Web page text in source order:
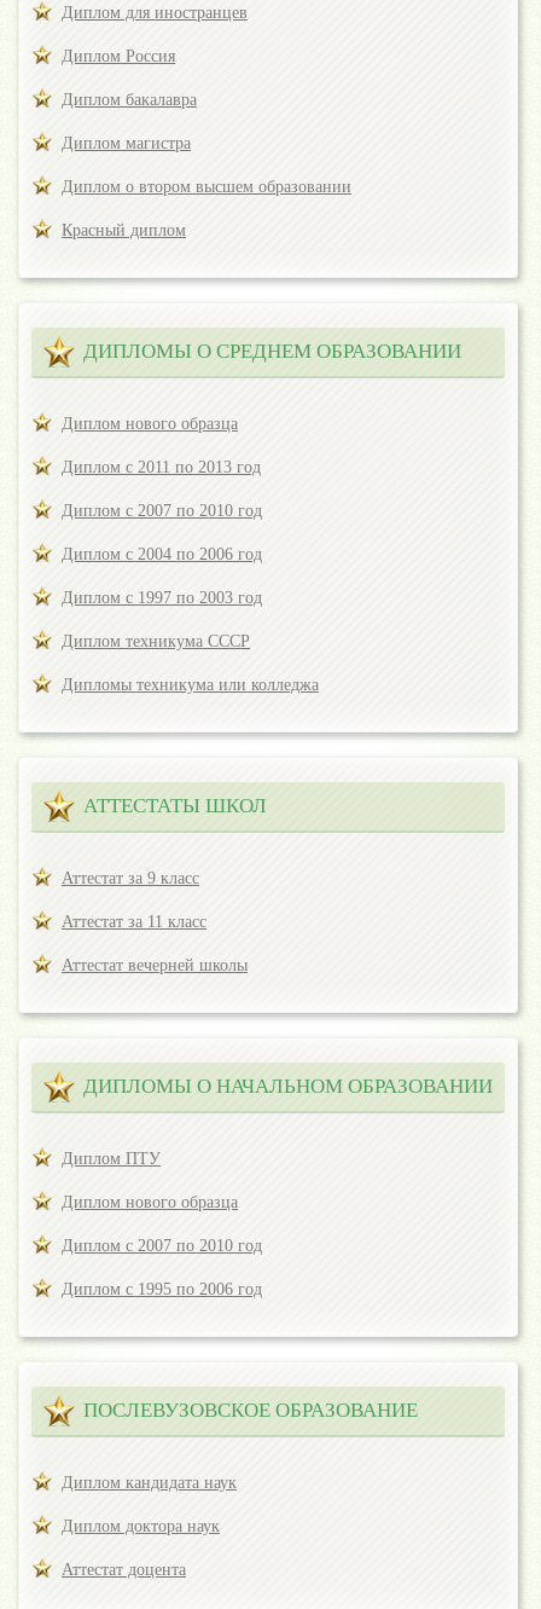
Диплом для иностранцев
Диплом Россия
Диплом бакалавра
Диплом магистра
Диплом о втором высшем образовании
Красный диплом
ДИПЛОМЫ О СРЕДНЕМ ОБРАЗОВАНИИ
Диплом нового образца
Диплом с 2011 по 2013 год
Диплом с 2007 по 2010 год
Диплом с 2004 по 2006 год
Диплом с 1997 по 2003 год
Диплом техникума СССР
Дипломы техникума или колледжа
АТТЕСТАТЫ ШКОЛ
Аттестат за 9 класс
Аттестат за 11 класс
Аттестат вечерней школы
ДИПЛОМЫ О НАЧАЛЬНОМ ОБРАЗОВАНИИ
Диплом ПТУ
Диплом нового образца
Диплом с 2007 по 2010 год
Диплом с 1995 по 2006 год
ПОСЛЕВУЗОВСКОЕ ОБРАЗОВАНИЕ
Диплом кандидата наук
Диплом доктора наук
Аттестат доцента